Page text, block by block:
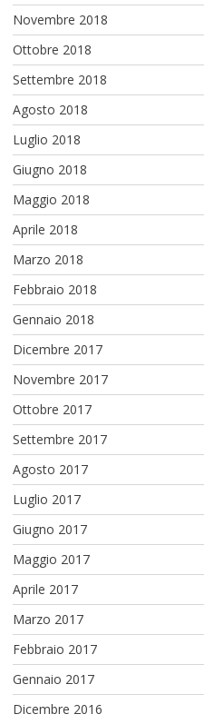
Novembre 2018
Ottobre 2018
Settembre 2018
Agosto 2018
Luglio 2018
Giugno 2018
Maggio 2018
Aprile 2018
Marzo 2018
Febbraio 2018
Gennaio 2018
Dicembre 2017
Novembre 2017
Ottobre 2017
Settembre 2017
Agosto 2017
Luglio 2017
Giugno 2017
Maggio 2017
Aprile 2017
Marzo 2017
Febbraio 2017
Gennaio 2017
Dicembre 2016